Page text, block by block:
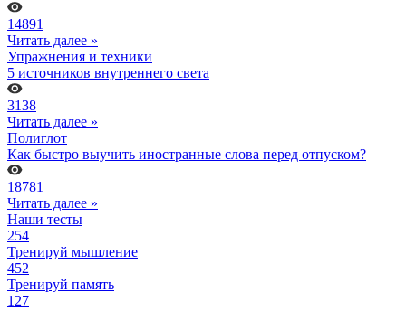
14891
Читать далее »
Упражнения и техники
5 источников внутреннего света
3138
Читать далее »
Полиглот
Как быстро выучить иностранные слова перед отпуском?
18781
Читать далее »
Наши тесты
254
Тренируй мышление
452
Тренируй память
127